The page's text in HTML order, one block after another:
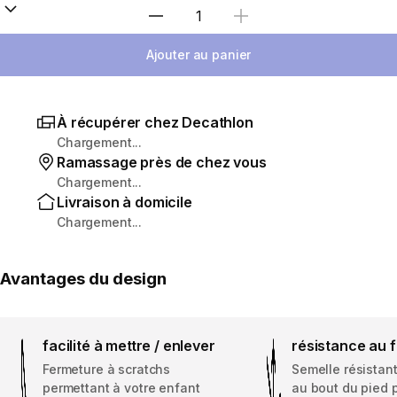
Sélectionnez la quantité
Ajouter au panier
À récupérer chez Decathlon
Chargement...
Ramassage près de chez vous
Chargement...
Livraison à domicile
Chargement...
Avantages du design
facilité à mettre / enlever
Fermeture à scratchs
permettant à votre enfant
résistance au
Semelle
au bout du pied